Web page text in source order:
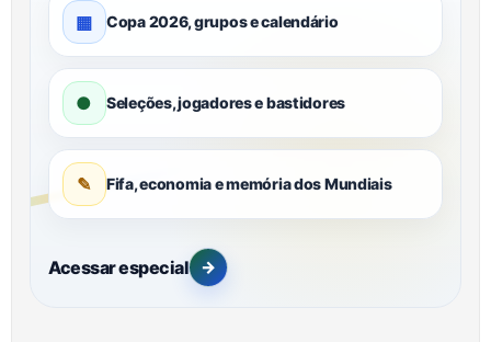
▦ Copa 2026, grupos e calendário
● Seleções, jogadores e bastidores
✎ Fifa, economia e memória dos Mundiais
Acessar especial →